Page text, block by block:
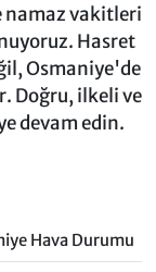
namaz vakitleri
Hasret
Osmaniye'de
Doğru, ilkeli ve
devam edin.
Hava Durumu